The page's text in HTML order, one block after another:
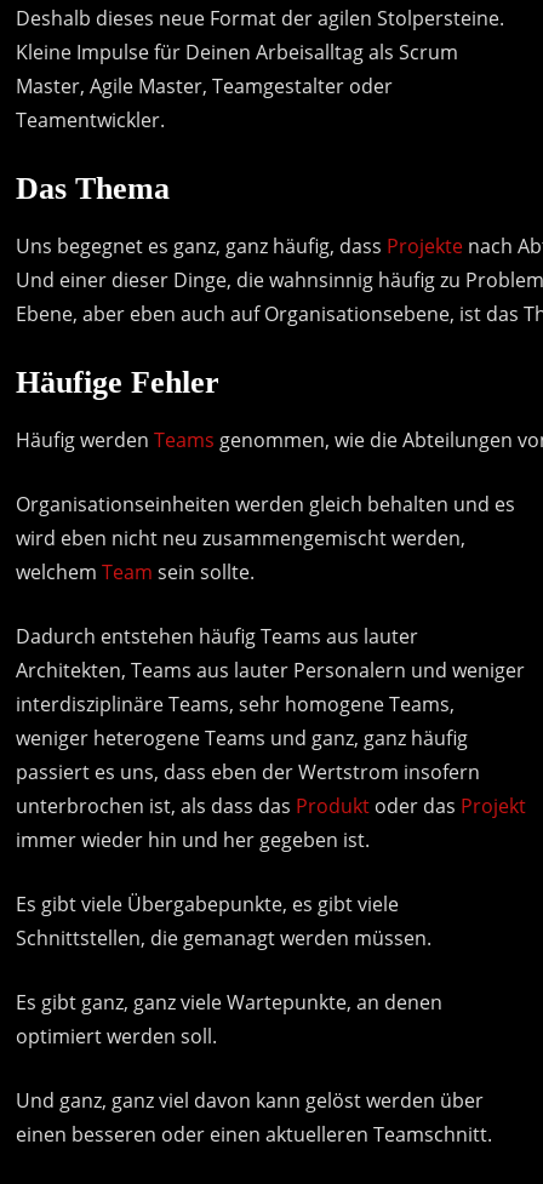
Deshalb dieses neue Format der agilen Stolpersteine.
Kleine Impulse für Deinen Arbeisalltag als Scrum
Master, Agile Master, Teamgestalter oder
Teamentwickler.
Das Thema
Uns begegnet es ganz, ganz häufig, dass Projekte nach
Und einer dieser Dinge, die wahnsinnig häufig zu
Ebene, aber eben auch auf Organisationsebene, ist das
Häufige Fehler
Häufig werden Teams genommen, wie die Abteilungen
Organisationseinheiten werden gleich behalten und es
wird eben nicht neu zusammengemischt werden,
welchemTeam sein sollte.
Dadurch entstehen häufig Teams aus lauter
Architekten, Teams aus lauter Personalern und weniger
interdisziplinäre Teams, sehr homogene Teams,
weniger heterogene Teams und ganz, ganz häufig
passiert es uns, dass eben der Wertstrom insofern
unterbrochen ist, als dass das Produkt oder das Projekt
immer wieder hin und her gegeben ist.
Es gibt viele Übergabepunkte, es gibt viele
Schnittstellen, die gemanagt werden müssen.
Es gibt ganz, ganz viele Wartepunkte, an denen
optimiert werden soll.
Und ganz, ganz viel davon kann gelöst werden über
einen besseren oder einen aktuelleren Teamschnitt.